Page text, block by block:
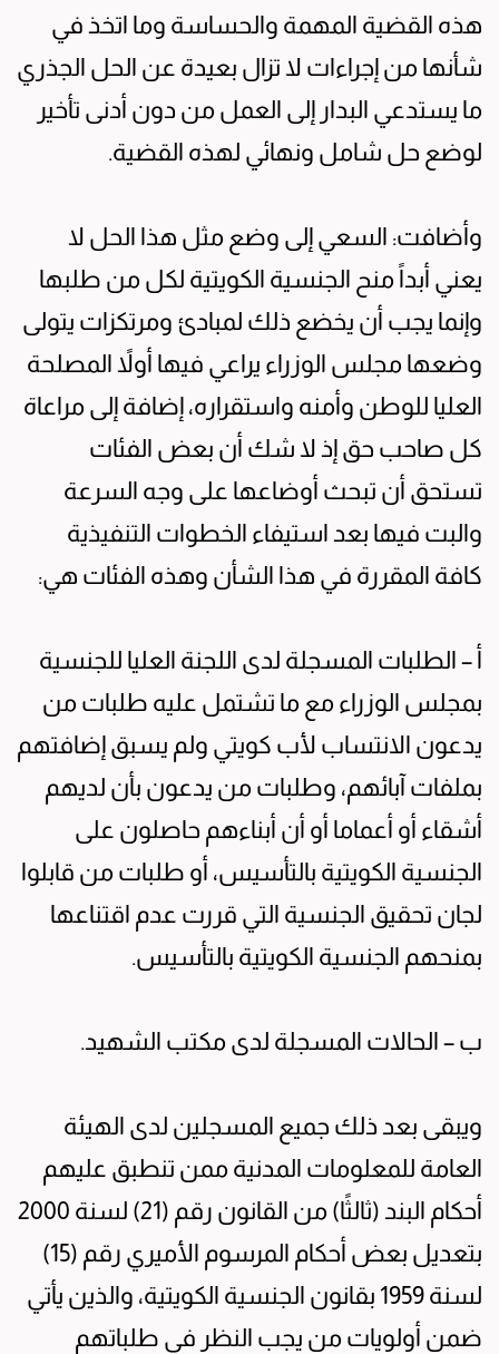
هذه القضية المهمة والحساسة وما اتخذ في
شأنها من إجراءات لا تزال بعيدة عن الحل الجذري
ما يستدعي البدار إلى العمل من دون أدنى تأخير
لوضع حل شامل ونهائي لهذه القضية.
وأضافت: السعي إلى وضع مثل هذا الحل لا
يعني أبداً منح الجنسية الكويتية لكل من طلبها
وإنما يجب أن يخضع ذلك لمبادئ ومرتكزات يتولى
وضعها مجلس الوزراء يراعي فيها أولاً المصلحة
العليا للوطن وأمنه واستقراره، إضافة إلى مراعاة
كل صاحب حق إذ لا شك أن بعض الفئات
تستحق أن تبحث أوضاعها على وجه السرعة
والبت فيها بعد استيفاء الخطوات التنفيذية
كافة المقررة في هذا الشأن وهذه الفئات هي:
أ – الطلبات المسجلة لدى اللجنة العليا للجنسية
بمجلس الوزراء مع ما تشتمل عليه طلبات من
يدعون الانتساب لأب كويتي ولم يسبق إضافتهم
بملفات آبائهم، وطلبات من يدعون بأن لديهم
أشقاء أو أعماما أو أن أبناءهم حاصلون على
الجنسية الكويتية بالتأسيس، أو طلبات من قابلوا
لجان تحقيق الجنسية التي قررت عدم اقتناعها
بمنحهم الجنسية الكويتية بالتأسيس.
ب – الحالات المسجلة لدى مكتب الشهيد.
ويبقى بعد ذلك جميع المسجلين لدى الهيئة
العامة للمعلومات المدنية ممن تنطبق عليهم
أحكام البند (ثالثًا) من القانون رقم (21) لسنة 2000
بتعديل بعض أحكام المرسوم الأميري رقم (15)
لسنة 1959 بقانون الجنسية الكويتية، والذين يأتي
ضمن أولويات من يجب النظر في طلباتهم